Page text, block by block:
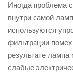
Иногда проблема
внутри самой
используются
фильтрации
результате лампа
слабые